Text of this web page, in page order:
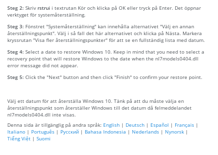
Steg 2: Skriv rstrui i textrutan Kör och klicka på OK eller tryck på Enter. Det öppnar
verktyget för systemåterställning.
Steg 3: Fönstret "Systemåterställning" kan innehålla alternativet "Välj en annan
återställningspunkt". Välj i så fall det här alternativet och klicka på Nästa. Markera
kryssrutan "Visa fler återställningspunkter" för att se en fullständig lista med datum.
Steg 4: Select a date to restore Windows 10. Keep in mind that you need to select a
recovery point that will restore Windows to the date when the nl7models0404.dll
error message did not appear.
Steg 5: Click the "Next" button and then click "Finish" to confirm your restore point.
Välj ett datum för att återställa Windows 10. Tänk på att du måste välja en
återställningspunkt som återställer Windows till det datum då felmeddelandet
nl7models0404.dll inte visas.
Denna sida är tillgänglig på andra språk: English | Deutsch | Español | Français |
Italiano | Português | Русский | Bahasa Indonesia | Nederlands | Nynorsk |
Tiếng Việt | Suomi